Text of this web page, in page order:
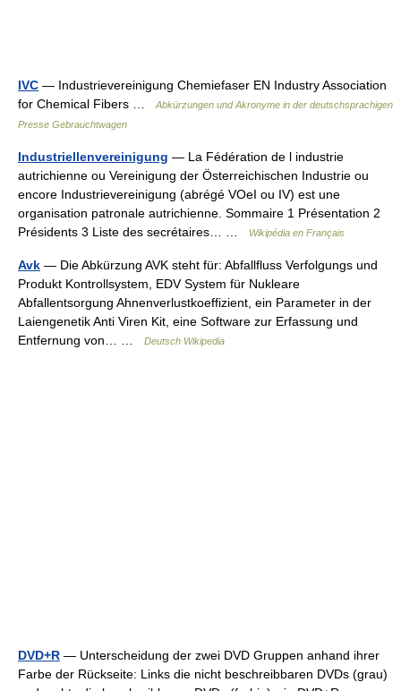
IVC — Industrievereinigung Chemiefaser EN Industry Association
for Chemical Fibers …
Abkürzungen und Akronyme in der deutschsprachigen
Presse Gebrauchtwagen
Industriellenvereinigung — La Fédération de l industrie
autrichienne ou Vereinigung der Österreichischen Industrie ou
encore Industrievereinigung (abrégé VOeI ou IV) est une
organisation patronale autrichienne. Sommaire 1 Présentation 2
Présidents 3 Liste des secrétaires… …
Wikipédia en Français
Avk — Die Abkürzung AVK steht für: Abfallfluss Verfolgungs und
Produkt Kontrollsystem, EDV System für Nukleare
Abfallentsorgung Ahnenverlustkoeffizient, ein Parameter in der
Laiengenetik Anti Viren Kit, eine Software zur Erfassung und
Entfernung von… …
Deutsch Wikipedia
DVD+R — Unterscheidung der zwei DVD Gruppen anhand ihrer
Farbe der Rückseite: Links die nicht beschreibbaren DVDs (grau)